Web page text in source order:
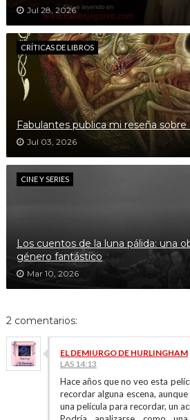
Jul 28, 2026
CRÍTICAS DE LIBROS
Fabulantes publica mi reseña
Jul 03, 2026
CINE Y SERIES
Los cuentos de la luna pálida: una
género fantástico
Mar 10, 2026
2 comentarios:
EL DEMIURGO DE HURLINGHAM
LAS 14:13
Hace años que no veo esta
recordar alguna escena,
una película para recordar, un